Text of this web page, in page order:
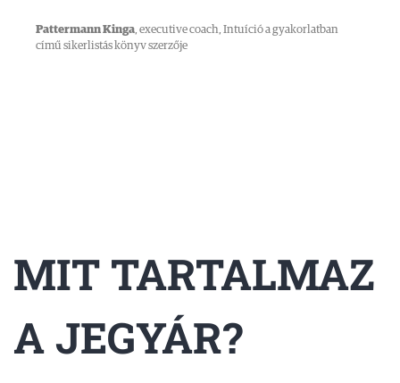
Pattermann Kinga, executive coach, Intuíció a gyakorlatban
című sikerlistás könyv szerzője
MIT TARTALMAZ
A JEGYÁR?